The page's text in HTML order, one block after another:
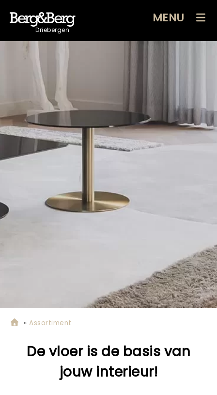
Driebergen
MENU
»Assortiment
De vloer is de basis van
jouw interieur!